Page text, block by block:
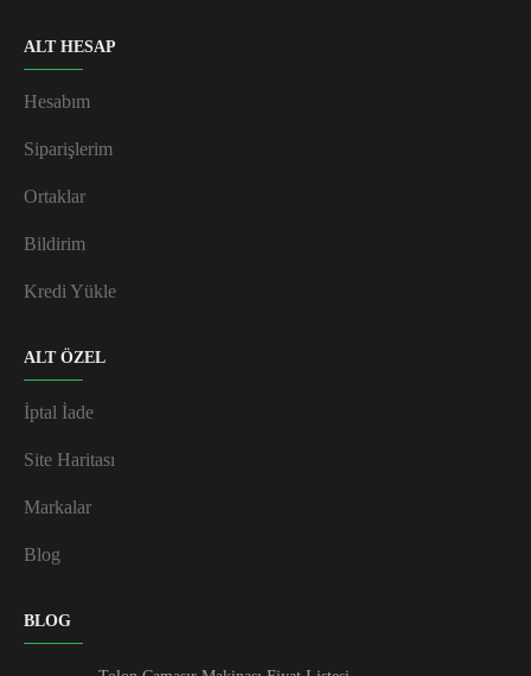
ALT HESAP
Hesabım
Siparişlerim
Ortaklar
Bildirim
Kredi Yükle
ALT ÖZEL
İptal İade
Site Haritası
Markalar
Blog
BLOG